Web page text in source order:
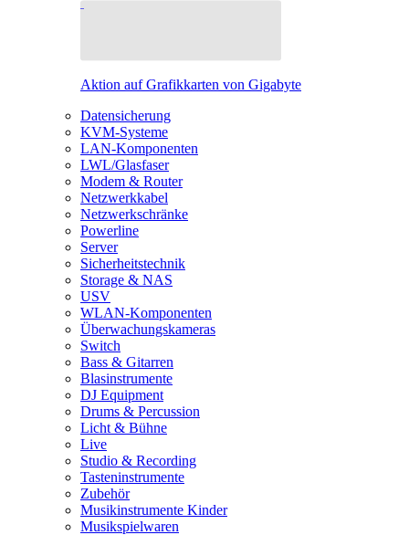
Aktion auf Grafikkarten von Gigabyte
Datensicherung
KVM-Systeme
LAN-Komponenten
LWL/Glasfaser
Modem & Router
Netzwerkkabel
Netzwerkschränke
Powerline
Server
Sicherheitstechnik
Storage & NAS
USV
WLAN-Komponenten
Überwachungskameras
Switch
Bass & Gitarren
Blasinstrumente
DJ Equipment
Drums & Percussion
Licht & Bühne
Live
Studio & Recording
Tasteninstrumente
Zubehör
Musikinstrumente Kinder
Musikspielwaren